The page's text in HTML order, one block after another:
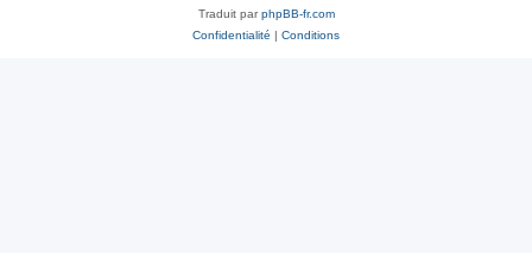
Traduit parphpBB-fr.com
Confidentialité | Conditions